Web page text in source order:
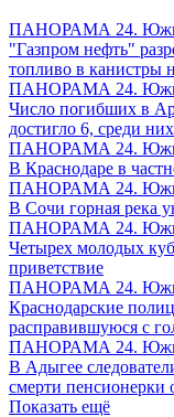
ПАНОРАМА 24.
"Газпром нефть"
топливо в канистры
ПАНОРАМА 24.
Число погибших в
достигло 6, среди
ПАНОРАМА 24.
В Краснодаре в
ПАНОРАМА 24.
В Сочи горная река
ПАНОРАМА 24.
Четырех молодых
приветствие
ПАНОРАМА 24.
Краснодарские
расправившуюся с
ПАНОРАМА 24.
В Адыгее
смерти пенсионерки
Показать ещё